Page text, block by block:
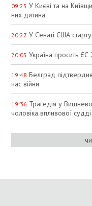
09:25 У Києві та на
них дитина
20:27 У Сенаті США
20:05 Україна просить
19:48 Белград
час війни
19:36 Трагедія у
чоловіка впливової судді